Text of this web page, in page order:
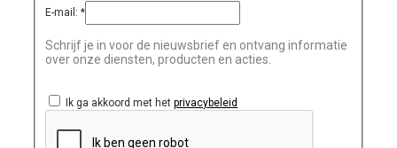
E-mail:*
Schrijf je in voor de nieuwsbrief en ontvang informatie
over onze diensten, producten en acties.
Ik ga akkoord met hetprivacybeleid